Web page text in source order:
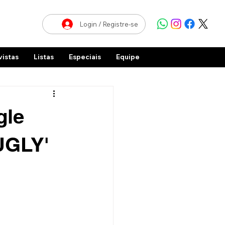
Login / Registre-se
Listas Especiais Equipe